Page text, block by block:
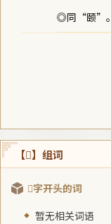
◎同“颐”。
【𩠝】组词
𩠝字开头的词
暂无相关词语